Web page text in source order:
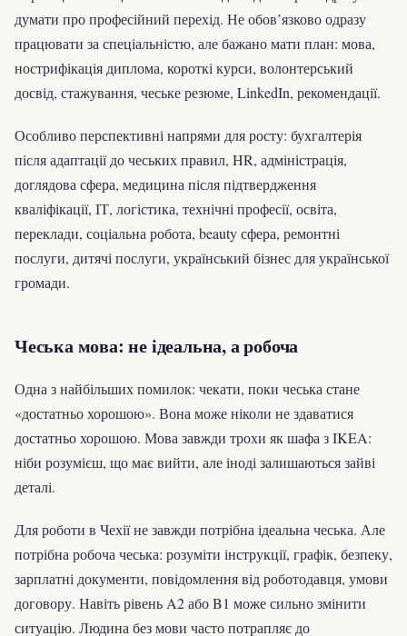
думати про професійний перехід. Не обов’язково одразу
працювати за спеціальністю, але бажано мати план: мова,
нострифікація диплома, короткі курси, волонтерський
досвід, стажування, чеське резюме, LinkedIn, рекомендації.
Особливо перспективні напрями для росту: бухгалтерія
після адаптації до чеських правил, HR, адміністрація,
доглядова сфера, медицина після підтвердження
кваліфікації, ІТ, логістика, технічні професії, освіта,
переклади, соціальна робота, beauty сфера, ремонтні
послуги, дитячі послуги, український бізнес для української
громади.
Чеська мова: не ідеальна, а робоча
Одна з найбільших помилок: чекати, поки чеська стане
«достатньо хорошою». Вона може ніколи не здаватися
достатньо хорошою. Мова завжди трохи як шафа з IKEA:
ніби розумієш, що має вийти, але іноді залишаються зайві
деталі.
Для роботи в Чехії не завжди потрібна ідеальна чеська. Але
потрібна робоча чеська: розуміти інструкції, графік, безпеку,
зарплатні документи, повідомлення від роботодавця, умови
договору. Навіть рівень A2 або B1 може сильно змінити
ситуацію. Людина без мови часто потрапляє до